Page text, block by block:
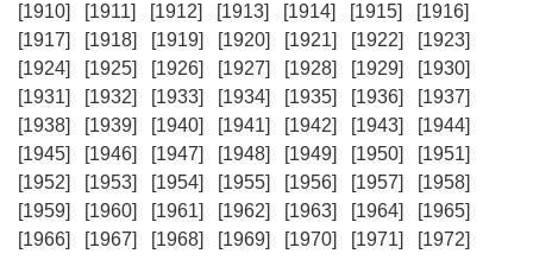
[1910]
[1911] [1912] [1913] [1914] [1915]
[1916]
[1917]
[1918] [1919] [1920] [1921] [1922]
[1923]
[1924]
[1925] [1926] [1927] [1928] [1929]
[1930]
[1931]
[1932] [1933] [1934] [1935] [1936]
[1937]
[1938]
[1939] [1940] [1941] [1942] [1943]
[1944]
[1945]
[1946] [1947] [1948] [1949] [1950]
[1951]
[1952]
[1953] [1954] [1955] [1956] [1957]
[1958]
[1959]
[1960] [1961] [1962] [1963] [1964]
[1965]
[1966]
[1967] [1968] [1969] [1970] [1971]
[1972]